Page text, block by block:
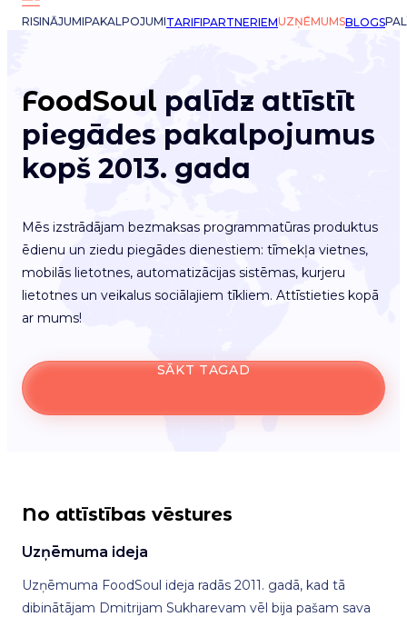
RISINĀJUMIPAKALPOJUMITARIFIPARTNERIEMUZŅĒMUMSBLOGS
FoodSoul palīdz attīstīt
piegādes pakalpojumus
kopš 2013. gada
Mēs izstrādājam bezmaksas programmatūras produktus
ēdienu un ziedu piegādes dienestiem: tīmekļa vietnes,
mobilās lietotnes, automatizācijas sistēmas, kurjeru
lietotnes un veikalus sociālajiem tīkliem. Attīstieties kopā
ar mums!
SĀKT TAGAD
No attīstības vēstures
Uzņēmuma ideja
Uzņēmuma FoodSoul ideja radās 2011. gadā, kad tā
dibinātājam Dmitrijam Sukharevam vēl bija pašam sava